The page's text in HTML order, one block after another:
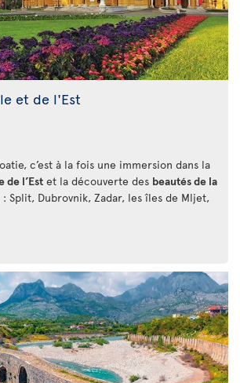
et de l'Est
c’est à la fois une immersion dans la
de l’Est et la découverte des beautés de la
: Split, Dubrovnik, Zadar, les îles de Mljet,